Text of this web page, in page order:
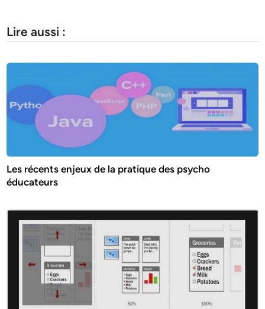
Lire aussi :
Les récents enjeux de la pratique des psycho
éducateurs